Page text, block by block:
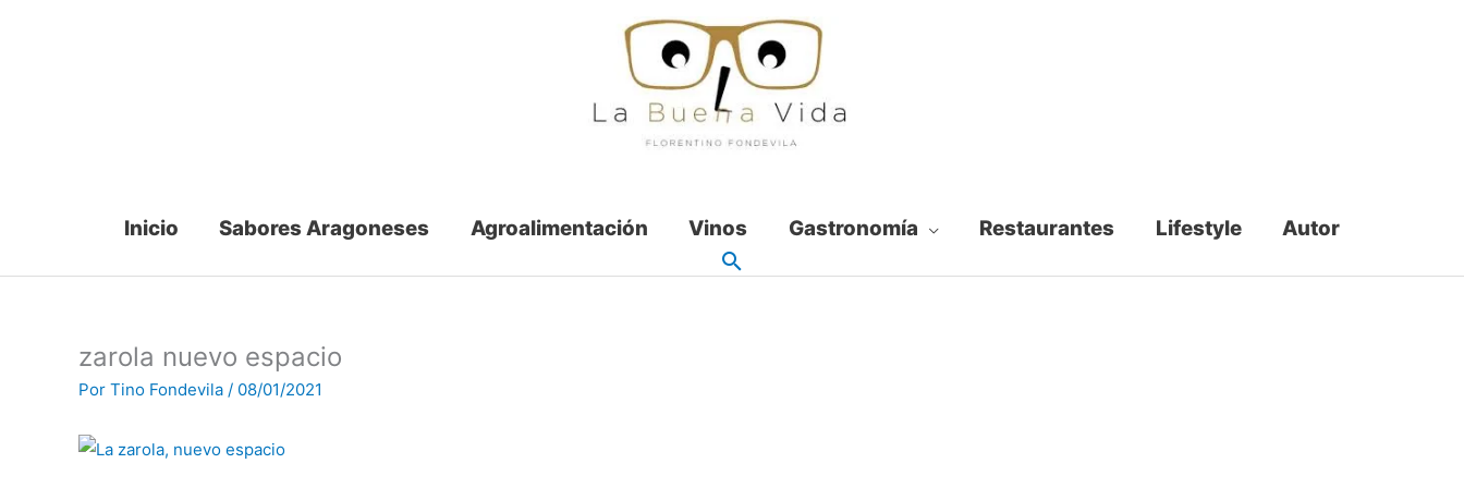
Inicio Sabores Aragoneses Agroalimentación Vinos Gastronomía Restaurantes Lifestyle Autor
zarola nuevo espacio
Por Tino Fondevila / 08/01/2021